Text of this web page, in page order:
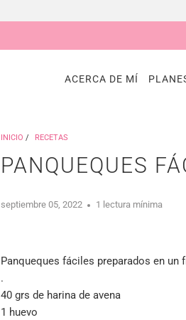
ACERCA DE MÍ
INICIO / RECETAS
PANQUEQUES
septiembre 05, 2022 1 lectura mínima
Panqueques fáciles preparados en un
.
40 grs de harina de avena
1 huevo